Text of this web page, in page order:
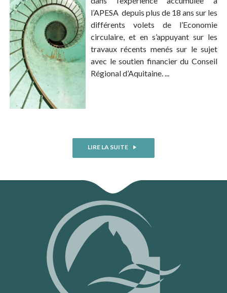
l’APESA depuis plus de 18 ans sur les
différents volets de l’Economie
circulaire, et en s’appuyant sur les
travaux récents menés sur le sujet
avec le soutien financier du Conseil
Régional d’Aquitaine. ...
LIRE LA SUITE